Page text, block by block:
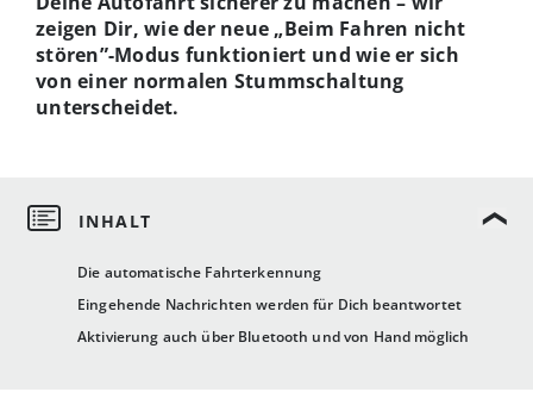
Die automatische Fahrterkennung
Eingehende Nachrichten werden für Dich beantwortet
Aktivierung auch über Bluetooth und von Hand möglich
zeigen Dir, wie der neue „Beim Fahren nicht
stören”-Modus funktioniert und wie er sich
von einer normalen Stummschaltung
unterscheidet.